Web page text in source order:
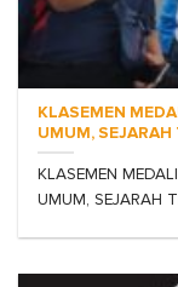
KLASEMEN
UMUM, SEJARAH
KLASEMEN
UMUM, SEJARAH